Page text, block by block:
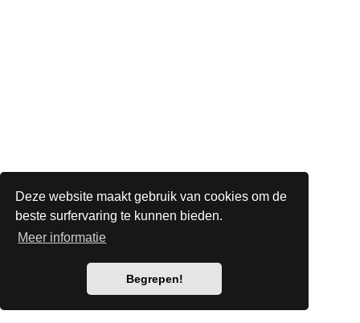
Deze website maakt gebruik van cookies om de
beste surfervaring te kunnen bieden.
Meer informatie
Begrepen!